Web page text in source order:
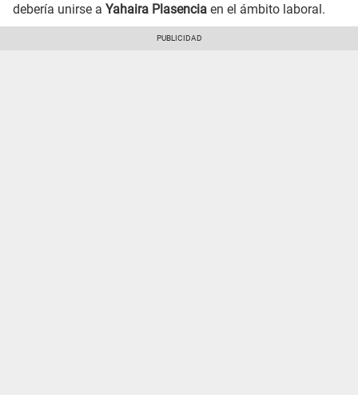
debería unirse a Yahaira Plasencia en el ámbito laboral.